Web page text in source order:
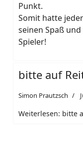
Punkt.
Somit hatte
seinen Spaß
Spieler!
bitte auf
Simon Prautzsch
Weiterlesen: bitte